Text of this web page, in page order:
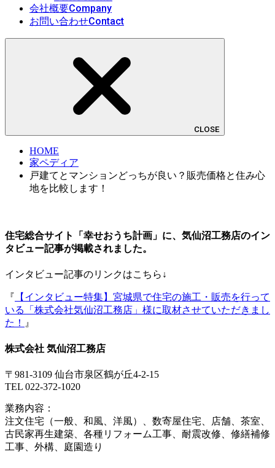
会社概要Company
お問い合わせContact
CLOSE
HOME
家ペディア
戸建てとマンションどっちが良い？販売価格と住み心
地を比較します！
住宅総合サイト「幸せおうち計画」に、気仙沼工務店のイン
タビュー記事が掲載されました。
インタビュー記事のリンクはこちら↓
『 【インタビュー特集】宮城県で住宅の施工・販売を行って
いる「株式会社気仙沼工務店」様に取材させていただきまし
た！
』
株式会社 気仙沼工務店
〒981-3109 仙台市泉区鶴が丘4-2-15
TEL 022-372-1020
業務内容：
注文住宅（一般、和風、洋風）、数寄屋住宅、店舗、茶室、
古民家再生建築、各種リフォーム工事、耐震改修、修繕補修
工事、外構、庭園造り